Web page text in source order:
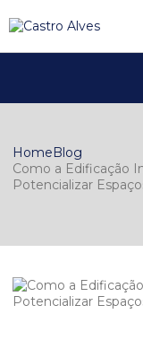
HomeBlog
Como a Edificação
Potencializar